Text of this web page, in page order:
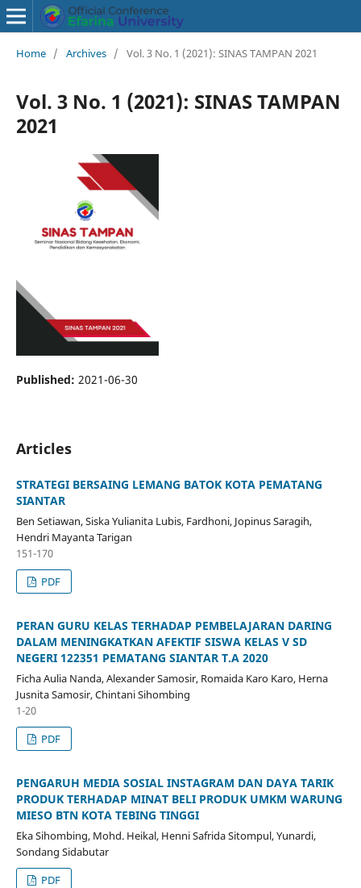
Home / Archives / Vol. 3 No. 1 (2021): SINAS TAMPAN 2021
Vol. 3 No. 1 (2021): SINAS TAMPAN
2021
Published: 2021-06-30
Articles
STRATEGI BERSAING LEMANG BATOK KOTA PEMATANG
SIANTAR
Ben Setiawan, Siska Yulianita Lubis, Fardhoni, Jopinus Saragih,
Hendri Mayanta Tarigan
151-170
PDF
PERAN GURU KELAS TERHADAP PEMBELAJARAN DARING
DALAM MENINGKATKAN AFEKTIF SISWA KELAS V SD
NEGERI 122351 PEMATANG SIANTAR T.A 2020
Ficha Aulia Nanda, Alexander Samosir, Romaida Karo Karo, Herna
Jusnita Samosir, Chintani Sihombing
1-20
PDF
PENGARUH MEDIA SOSIAL INSTAGRAM DAN DAYA TARIK
PRODUK TERHADAP MINAT BELI PRODUK UMKM WARUNG
MIESO BTN KOTA TEBING TINGGI
Eka Sihombing, Mohd. Heikal, Henni Safrida Sitompul, Yunardi,
Sondang Sidabutar
PDF